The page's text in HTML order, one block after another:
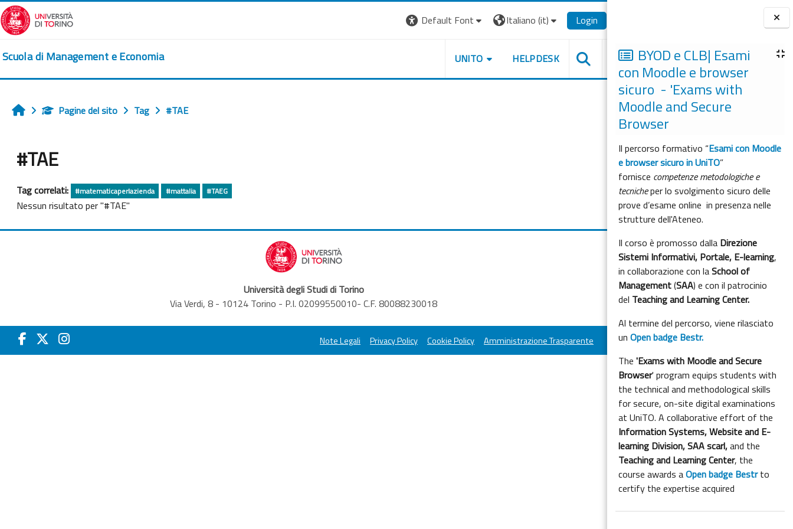
Vai al contenuto principale
Blocchi
BYOD e CLB| Esami
con Moodle e browser
sicuro - 'Exams with
Moodle and Secure
Browser
Il percorso formativo “Esami con Moodle
e browser sicuro in UniTO”
fornisce competenze metodologiche e
tecnicheper lo svolgimento sicuro delle
prove d’esame online in presenza nelle
strutture dell'Ateneo.
Il corso è promosso dalla Direzione
Sistemi Informativi, Portale, E-learning,
in collaborazione con laSchool of
Management(SAA) e con il patrocinio
del Teaching and Learning Center.
Al termine del percorso, viene rilasciato
unOpen badge Bestr.
The'Exams with Moodle and Secure
Browser' program equips students with
the technical and methodological skills
for secure, on-site digital examinations
at UniTO. A collaborative effort of the
Information Systems, Website and E-
learning Division,SAA scarl,and the
Teaching and Learning Center, the
course awards aOpen badge Bestrto
certify the expertise acquired
Default Font Italiano ‎(it)‎ Login
Scuola di Management e Economia UNITO HELPDESK
HomePagine del sito Tag #TAE
#TAE
Tag correlati: #matematicaperlazienda #mattalia #TAEG
Nessun risultato per "#TAE"
Università degli Studi di Torino
Via Verdi, 8 - 10124 Torino - P.I. 02099550010- C.F. 80088230018
Note Legali Privacy Policy Cookie Policy Amministrazione Trasparente